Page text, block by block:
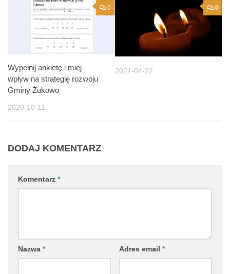
0
Wypełnij ankietę i miej
wpływ na strategię rozwoju
Gminy Żukowo
2020-10-11
0
2021-04-22
DODAJ KOMENTARZ
Komentarz *
Nazwa * Adres email *